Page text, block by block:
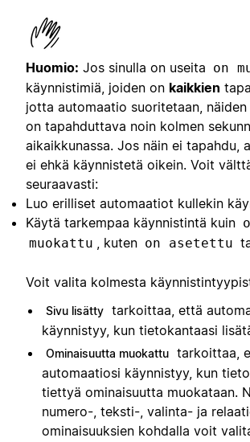
Huomio: Jos sinulla on useita on
käynnistimiä, joiden on kaikkien
jotta automaatio suoritetaan,
on tapahduttava noin kolmen
aikaikkunassa. Jos näin ei tapahdu,
ei ehkä käynnistetä oikein. Voit
seuraavasti:
Luo erilliset automaatiot kullekin
Käytä tarkempaa käynnistintä kuin
muokattu , kuten on asetettu
Voit valita kolmesta
Sivu lisätty tarkoittaa, että
käynnistyy, kun tietokantaasi
Ominaisuutta muokattu tarkoittaa,
automaatiosi käynnistyy, kun
tiettyä ominaisuutta muokataan.
numero-, teksti-, valinta- ja
ominaisuuksien kohdalla voit